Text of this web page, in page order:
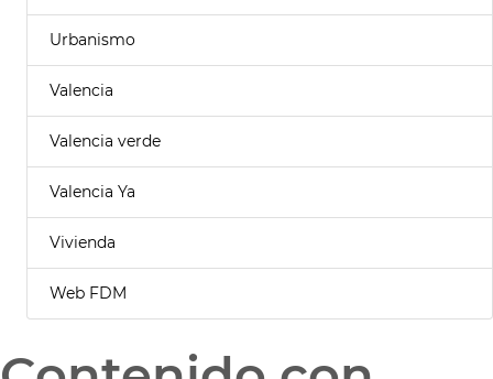
Urbanismo
Valencia
Valencia verde
Valencia Ya
Vivienda
Web FDM